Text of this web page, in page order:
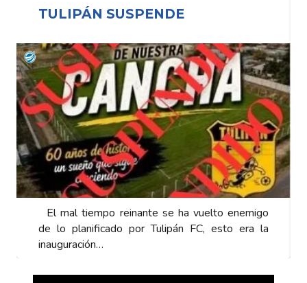
TULIPÁN SUSPENDE
El mal tiempo reinante se ha vuelto enemigo
de lo planificado por Tulipán FC, esto era la
inauguración…